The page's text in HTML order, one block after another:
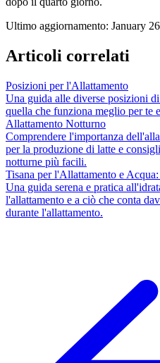
Ultimo aggiornamento: January
Articoli correlati
Posizioni per l'Allattamento
Una guida alle diverse posizioni
quella che funziona meglio per te
Allattamento Notturno
Comprendere l'importanza
per la produzione di latte e
notturne più facili.
Tisana per l'Allattamento e
Una guida serena e pratica
l'allattamento e a ciò che conta
durante l'allattamento.